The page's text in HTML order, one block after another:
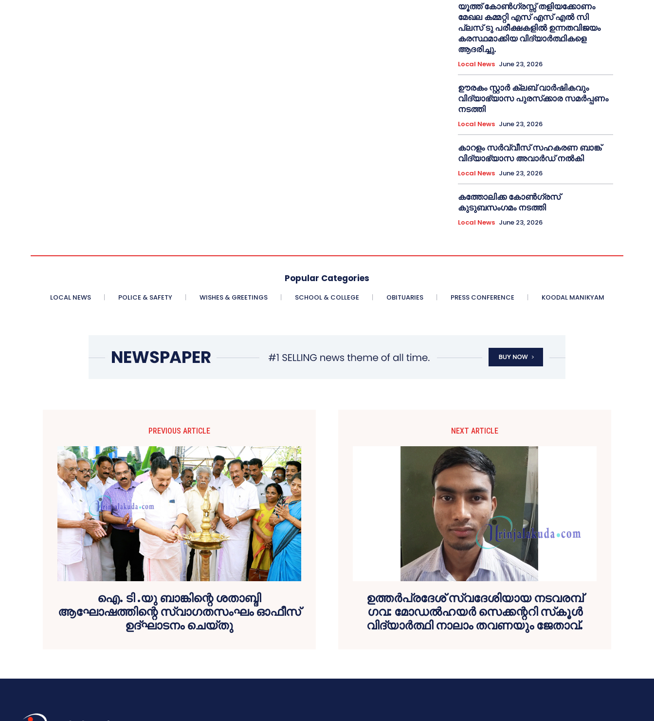
യൂത്ത് കോൺഗ്രസ്സ് തളിയക്കോണം
മേഖല കമ്മറ്റി എസ് എസ് എൽ സി
പ്ലസ് ടു പരീക്ഷകളിൽ ഉന്നതവിജയം
കരസ്ഥമാക്കിയ വിദ്യാർത്ഥികളെ
ആദരിച്ചു.
Local News June 23, 2026
ഊരകം സ്റ്റാർ ക്ലബ് വാർഷികവും
വിദ്യാഭ്യാസ പുരസ്‌ക്കാര സമർപ്പണം
നടത്തി
Local News June 23, 2026
കാറളം സർവ്വീസ് സഹകരണ ബാങ്ക്
വിദ്യാഭ്യാസ അവാർഡ് നൽകി
Local News June 23, 2026
കത്തോലിക്ക കോൺഗ്രസ്
കുടുബസംഗമം നടത്തി
Local News June 23, 2026
Popular Categories
LOCAL NEWS POLICE & SAFETY WISHES & GREETINGS SCHOOL & COLLEGE OBITUARIES PRESS CONFERENCE KOODAL MANIKYAM
PREVIOUS ARTICLE
ഐ. ടി .യു ബാങ്കിന്റെ ശതാബ്ദി
ആഘോഷത്തിന്റെ സ്വാഗതസംഘം ഓഫീസ്
ഉദ്ഘാടനം ചെയ്തു
NEXT ARTICLE
ഉത്തര്‍പ്രദേശ് സ്വദേശിയായ നടവരമ്പ്
ഗവ: മോഡല്‍ഹയര്‍ സെക്കന്ററി സ്‌കൂള്‍
വിദ്യാര്‍ത്ഥി നാലാം തവണയും ജേതാവ്.